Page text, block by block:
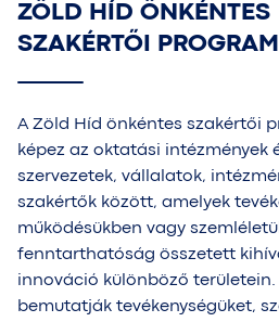
ZÖLD HÍD ÖNKÉNTES
SZAKÉRTŐI PROGRAM
A Zöld Híd önkéntes szakértői
képez az oktatási intézmények
szervezetek, vállalatok,
szakértők között, amelyek
működésükben vagy
fenntarthatóság összetett
innováció különböző területein.
bemutatják tevékenységüket,